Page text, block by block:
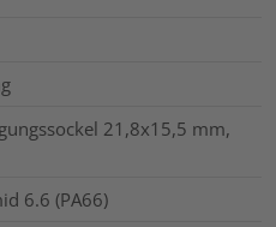
21,8x15,5 mm,
6.6 (PA66)